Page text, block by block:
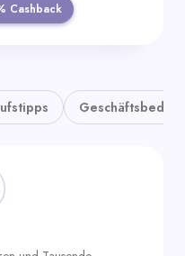
Cashback